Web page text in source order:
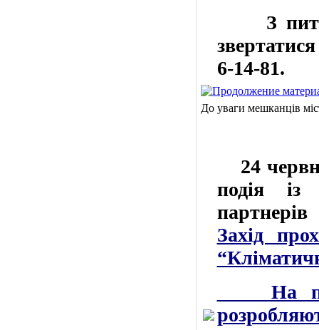
З
звертатися
6-14-81.
До уваги мешканців
24
подія із
Захід
На